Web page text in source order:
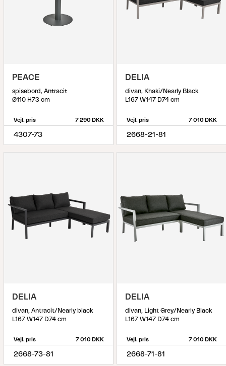
PEACE
spisebord, Antracit
Ø110 H73 cm
Vejl. pris 7 290 DKK
4307-73
DELIA
divan, Khaki/Nearly Black
L167 W147 D74 cm
Vejl. pris 7 010 DKK
2668-21-81
DELIA
divan, Antracit/Nearly black
L167 W147 D74 cm
Vejl. pris 7 010 DKK
2668-73-81
DELIA
divan, Light Grey/Nearly Black
L167 W147 D74 cm
Vejl. pris 7 010 DKK
2668-71-81